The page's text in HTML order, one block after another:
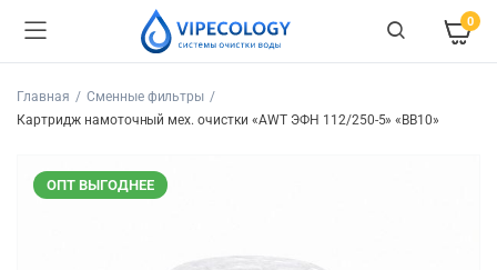
0
Главная
Сменные фильтры
Картридж намоточный мех. очистки «AWT ЭФН 112/250-5» «BB10»
ОПТ ВЫГОДНЕЕ